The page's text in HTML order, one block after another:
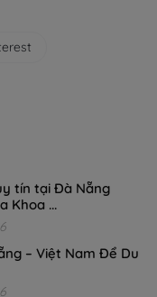
tín tại Đà Nẵng
Khoa ...
– Việt Nam Để Du